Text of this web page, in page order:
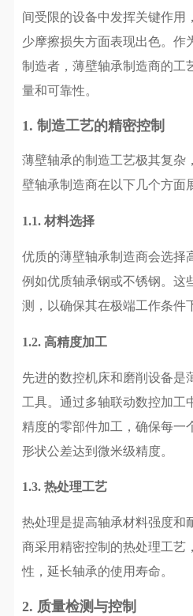
间受限的设备中发挥关键作用
少摩擦损失方面表现出色。作
制造者，薄壁轴承制造商的工
量和可靠性。
1. 制造工艺的精密控制
薄壁轴承的制造工艺极其复杂
壁轴承制造商在以下几个方面
1.1. 材料选择
优质的薄壁轴承制造商会选择
例如优质轴承钢或不锈钢。这
测，以确保其在极端工作条件
1.2. 高精度加工
先进的数控机床和磨削设备是
工具。通过多轴联动数控加工
精度的零部件加工，确保每一
形状公差达到微米级精度。
1.3. 热处理工艺
热处理是提高轴承材料强度和
商采用精密控制的热处理工艺
性，延长轴承的使用寿命。
2. 质量检测与控制